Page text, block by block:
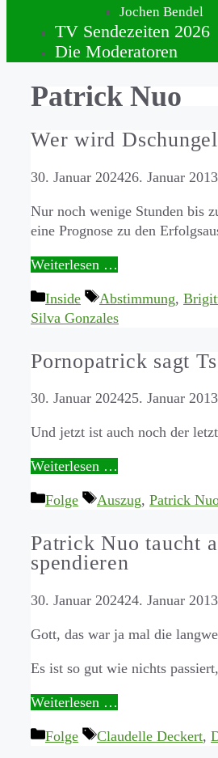
Jochen Bendel
TV Sendezeiten 2026
Die Moderatoren
Patrick Nuo
Wer wird
30. Januar 202426. Januar 2013
Nur noch wenige Stunden bis
eine Prognose zu den
Weiterlesen …
Kategorien
Inside Schlagwörter
Abstimmung,
Silva Gonzales
Pornopatrick sagt
30. Januar 202425. Januar 2013
Und jetzt ist auch noch der
Weiterlesen …
Kategorien
Folge Schlagwörter
Auszug, Patrick
Patrick Nuo taucht
spendieren
30. Januar 202424. Januar 2013
Gott, das war ja mal die
Es ist so gut wie nichts
Weiterlesen …
Kategorien
Folge Schlagwörter
Claudelle Deckert,